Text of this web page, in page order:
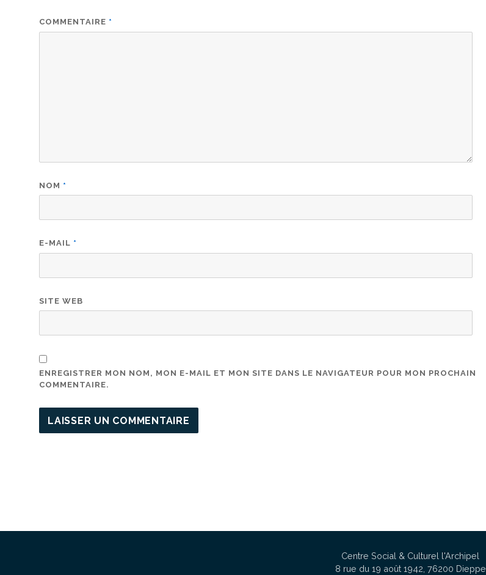
COMMENTAIRE *
NOM *
E-MAIL *
SITE WEB
ENREGISTRER MON NOM, MON E-MAIL ET MON SITE DANS LE NAVIGATEUR POUR MON PROCHAIN
COMMENTAIRE.
Centre Social & Culturel l'Archipel
8 rue du 19 août 1942, 76200 Dieppe